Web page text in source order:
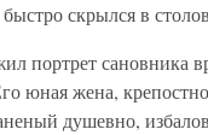
скрылся в
портрет сановника
юная жена,
душевно,